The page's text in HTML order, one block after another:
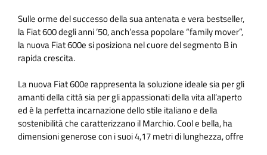
Sulle orme del successo della sua antenata e vera bestseller,
la Fiat 600 degli anni ’50, anch’essa popolare “family mover”,
la nuova Fiat 600e si posiziona nel cuore del segmento B in
rapida crescita.
La nuova Fiat 600e rappresenta la soluzione ideale sia per gli
amanti della città sia per gli appassionati della vita all’aperto
ed è la perfetta incarnazione dello stile italiano e della
sostenibilità che caratterizzano il Marchio. Cool e bella, ha
dimensioni generose con i suoi 4,17 metri di lunghezza, offre